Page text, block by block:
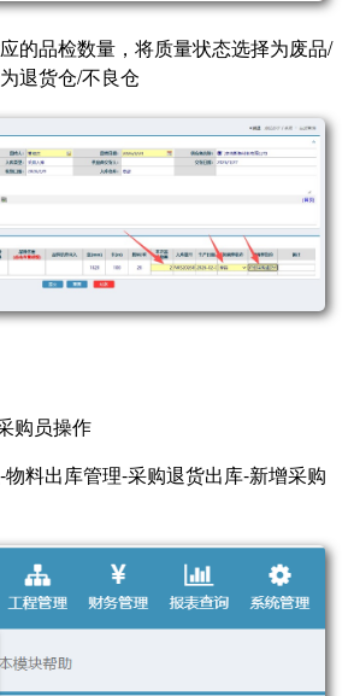
的品检数量，将质量状态选择为废品/
退货仓/不良仓
购员操作
料出库管理-采购退货出库-新增采购